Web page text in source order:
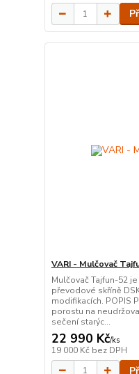
VARI - Mulčovač
Mulčovač Tajfun-52
převodové skříně
modifikacích. POPIS
porostu na
sečení starýc...
22 990 Kč/ks
19 000 Kč bez DPH